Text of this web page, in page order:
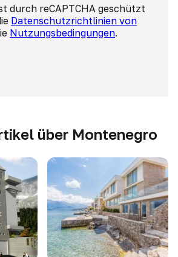
durch reCAPTCHA geschützt
Datenschutzrichtlinien von
Nutzungsbedingungen.
über Montenegro